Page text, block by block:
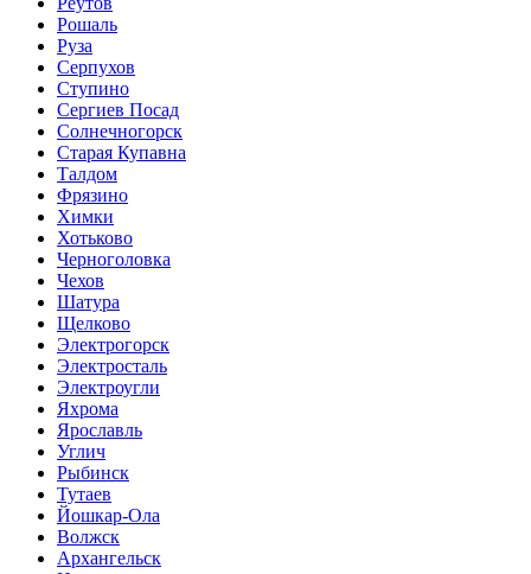
Рошаль
Руза
Серпухов
Ступино
Сергиев Посад
Солнечногорск
Старая Купавна
Талдом
Фрязино
Химки
Хотьково
Черноголовка
Чехов
Шатура
Щелково
Электрогорск
Электросталь
Электроугли
Яхрома
Ярославль
Углич
Рыбинск
Тутаев
Йошкар-Ола
Волжск
Архангельск